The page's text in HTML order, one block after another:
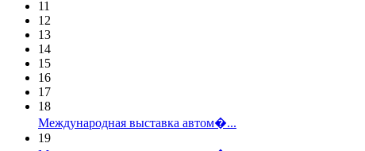
11
12
13
14
15
16
17
18
Международная выставка автом�...
19